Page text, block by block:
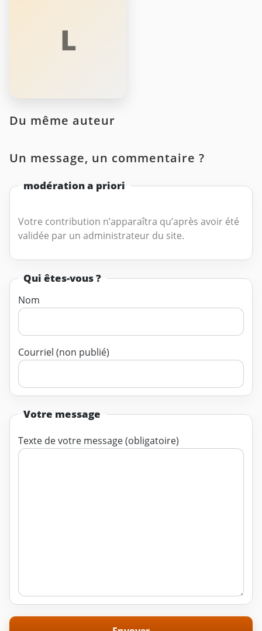
L
Du même auteur
Un message, un commentaire ?
modération a priori
Votre contribution n’apparaîtra qu’après avoir été
validée par un administrateur du site.
Qui êtes-vous ?
Nom
Courriel (non publié)
Votre message
Texte de votre message (obligatoire)